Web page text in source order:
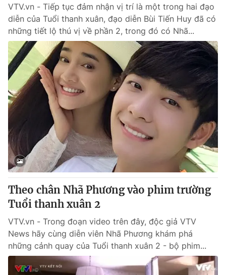
VTV.vn - Tiếp tục đảm nhận vị trí là một trong hai đạo
diễn của Tuổi thanh xuân, đạo diễn Bùi Tiến Huy đã có
những tiết lộ thú vị về phần 2, trong đó có Nhã...
Theo chân Nhã Phương vào phim trường
Tuổi thanh xuân 2
VTV.vn - Trong đoạn video trên đây, độc giả VTV
News hãy cùng diễn viên Nhã Phương khám phá
những cảnh quay của Tuổi thanh xuân 2 - bộ phim...